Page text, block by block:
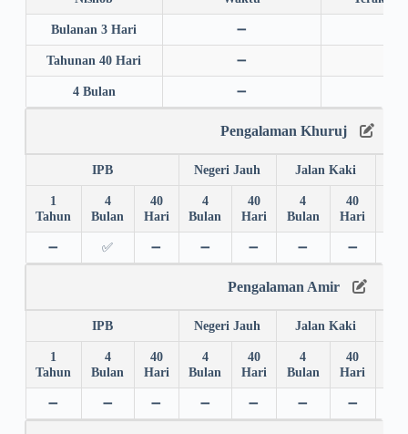
Bulanan 3 Hari ➖
Tahunan 40 Hari ➖
4 Bulan ➖
Pengalaman Khuruj
IPB Negeri Jauh Jalan Kaki
1
Tahun
4
Bulan
40
Hari
4
Bulan
40
Hari
4
Bulan
40
Hari
➖ ✅ ➖ ➖ ➖ ➖ ➖
Pengalaman Amir
IPB Negeri Jauh Jalan Kaki
1
Tahun
4
Bulan
40
Hari
4
Bulan
40
Hari
4
Bulan
40
Hari
➖ ➖ ➖ ➖ ➖ ➖ ➖